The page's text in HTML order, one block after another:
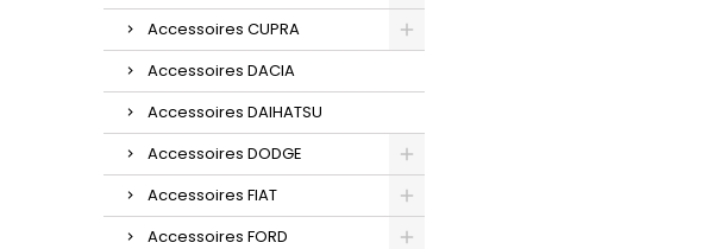
Accessoires CUPRA
Accessoires DACIA
Accessoires DAIHATSU
Accessoires DODGE
Accessoires FIAT
Accessoires FORD